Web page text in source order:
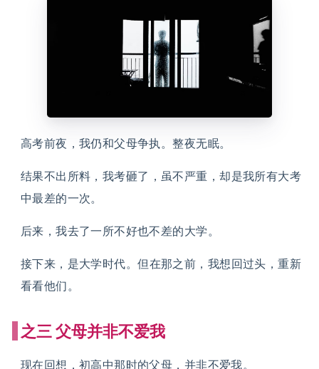
高考前夜，我仍和父母争执。整夜无眠。
结果不出所料，我考砸了，虽不严重，却是我所有大考
中最差的一次。
后来，我去了一所不好也不差的大学。
接下来，是大学时代。但在那之前，我想回过头，重新
看看他们。
之三父母并非不爱我
现在回想，初高中那时的父母，并非不爱我。